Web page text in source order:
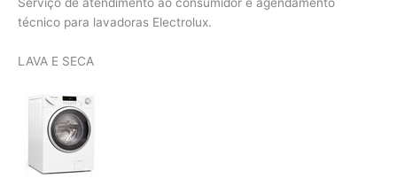
técnico para lavadoras Electrolux.
LAVA E SECA